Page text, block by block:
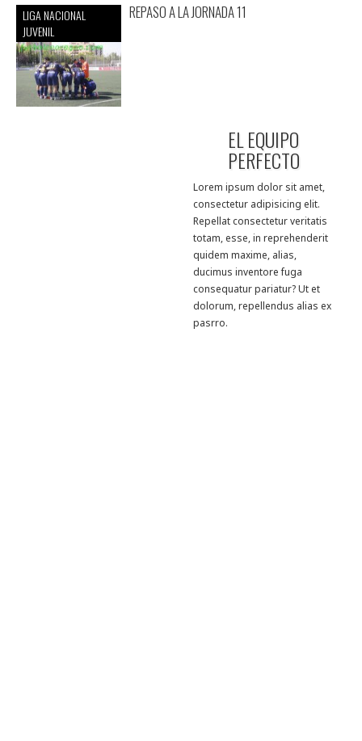
LIGA NACIONAL
JUVENIL
REPASO A LA JORNADA 11
EL EQUIPO
PERFECTO
Lorem ipsum dolor sit amet,
consectetur adipisicing elit.
Repellat consectetur veritatis
totam, esse, in reprehenderit
quidem maxime, alias,
ducimus inventore fuga
consequatur pariatur? Ut et
dolorum, repellendus alias ex
pasrro.